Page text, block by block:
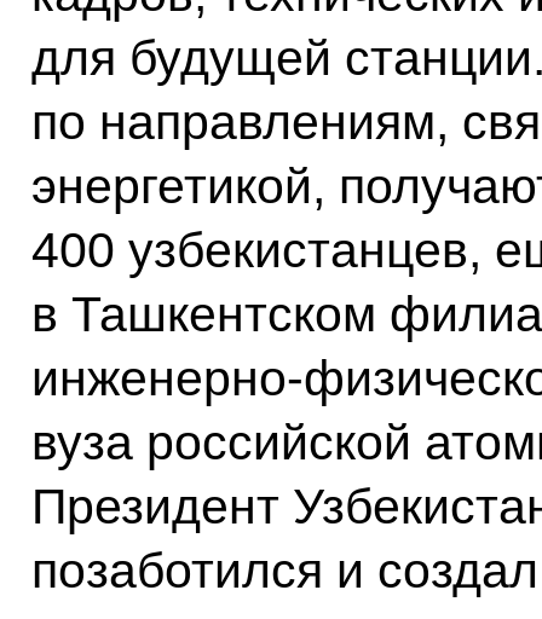
для будущей
по направлениям,
энергетикой,
400 узбекистанцев,
в Ташкентском
инженерно-
вуза российской
Президент
позаботился и